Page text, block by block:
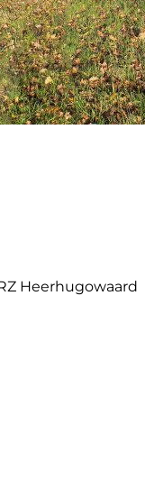
Heerhugowaard